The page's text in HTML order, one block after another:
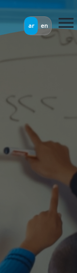
menu
en
ar